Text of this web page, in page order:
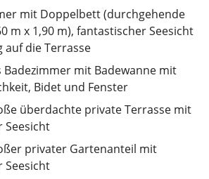
mit Doppelbett (durchgehende
m x 1,90 m), fantastischer Seesicht
auf die Terrasse
Badezimmer mit Badewanne mit
Bidet und Fenster
überdachte private Terrasse mit
Seesicht
privater Gartenanteil mit
Seesicht